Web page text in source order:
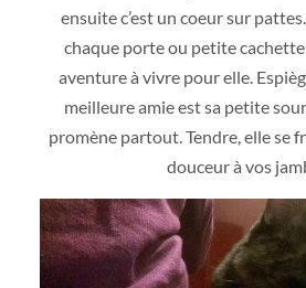
ensuite c’est un coeur sur
chaque porte ou petite
aventure à vivre pour elle.
meilleure amie est sa petite
promène partout. Tendre, elle se
douceur à vos